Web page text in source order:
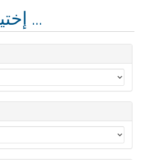
إختيار الدومين ...